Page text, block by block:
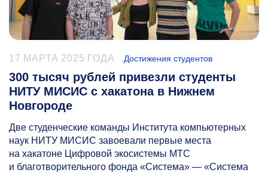
17 МАРТА 2025 ГОДА Достижения студентов
300 тысяч рублей привезли студенты
НИТУ МИСИС с хакатона в Нижнем
Новгороде
Две студенческие команды Института компьютерных
наук НИТУ МИСИС завоевали первые места
на хакатоне Цифровой экосистемы МТС
и благотворительного фонда «Система» — «Система